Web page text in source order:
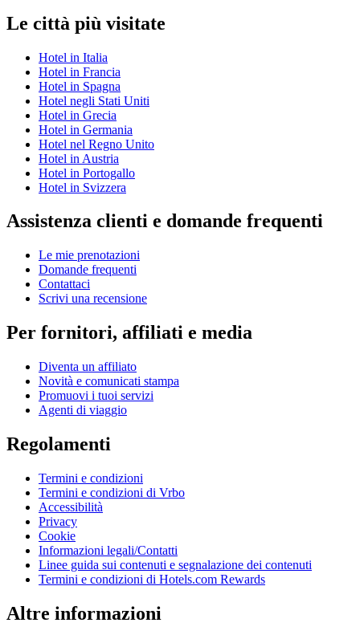
Le città più visitate
Hotel in Italia
Hotel in Francia
Hotel in Spagna
Hotel negli Stati Uniti
Hotel in Grecia
Hotel in Germania
Hotel nel Regno Unito
Hotel in Austria
Hotel in Portogallo
Hotel in Svizzera
Assistenza clienti e domande frequenti
Le mie prenotazioni
Domande frequenti
Contattaci
Scrivi una recensione
Per fornitori, affiliati e media
Diventa un affiliato
Novità e comunicati stampa
Promuovi i tuoi servizi
Agenti di viaggio
Regolamenti
Termini e condizioni
Termini e condizioni di Vrbo
Accessibilità
Privacy
Cookie
Informazioni legali/Contatti
Linee guida sui contenuti e segnalazione dei contenuti
Termini e condizioni di Hotels.com Rewards
Altre informazioni